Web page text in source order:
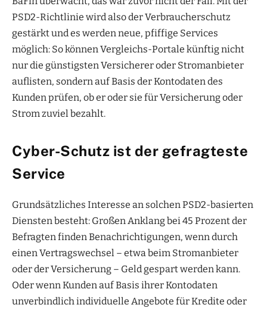
PSD2-Richtlinie wird also der Verbraucherschutz
gestärkt und es werden neue, pfiffige Services
möglich: So können Vergleichs-Portale künftig nicht
nur die günstigsten Versicherer oder Stromanbieter
auflisten, sondern auf Basis der Kontodaten des
Kunden prüfen, ob er oder sie für Versicherung oder
Strom zuviel bezahlt.
Cyber-Schutz ist der gefragteste
Service
Grundsätzliches Interesse an solchen PSD2-basierten
Diensten besteht: Großen Anklang bei 45 Prozent der
Befragten finden Benachrichtigungen, wenn durch
einen Vertragswechsel – etwa beim Stromanbieter
oder der Versicherung – Geld gespart werden kann.
Oder wenn Kunden auf Basis ihrer Kontodaten
unverbindlich individuelle Angebote für Kredite oder